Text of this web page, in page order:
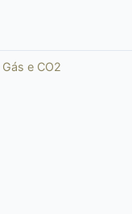
Gás e CO2